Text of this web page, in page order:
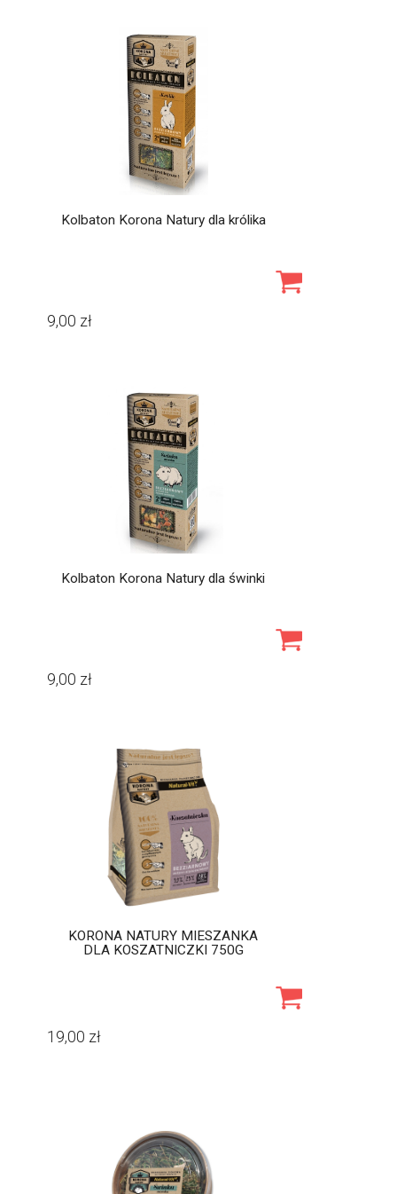
Kolbaton Korona Natury dla królika
9,00 zł
Kolbaton Korona Natury dla świnki
9,00 zł
KORONA NATURY MIESZANKA
DLA KOSZATNICZKI 750G
19,00 zł